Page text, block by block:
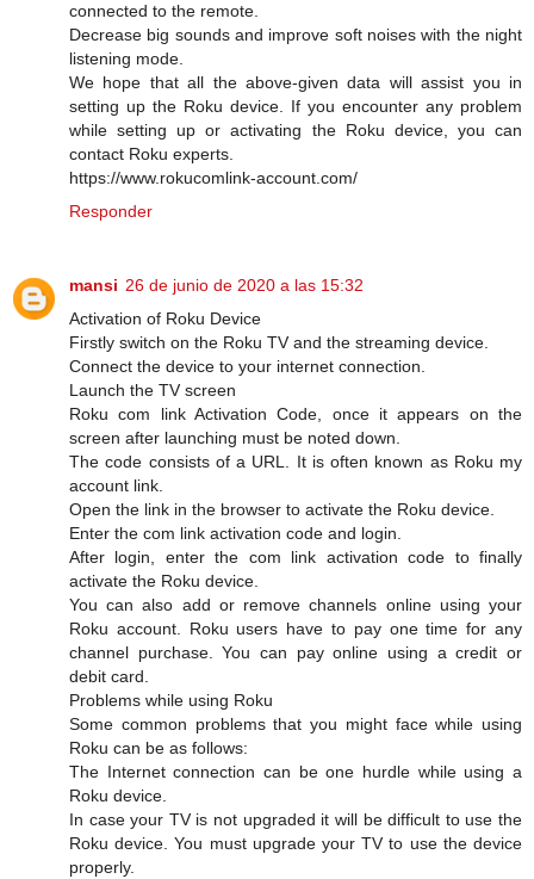
connected to the remote.
Decrease big sounds and improve soft noises with the night
listening mode.
We hope that all the above-given data will assist you in
setting up the Roku device. If you encounter any problem
while setting up or activating the Roku device, you can
contact Roku experts.
https://www.rokucomlink-account.com/
Responder
mansi 26 de junio de 2020 a las 15:32
Activation of Roku Device
Firstly switch on the Roku TV and the streaming device.
Connect the device to your internet connection.
Launch the TV screen
Roku com link Activation Code, once it appears on the
screen after launching must be noted down.
The code consists of a URL. It is often known as Roku my
account link.
Open the link in the browser to activate the Roku device.
Enter the com link activation code and login.
After login, enter the com link activation code to finally
activate the Roku device.
You can also add or remove channels online using your
Roku account. Roku users have to pay one time for any
channel purchase. You can pay online using a credit or
debit card.
Problems while using Roku
Some common problems that you might face while using
Roku can be as follows:
The Internet connection can be one hurdle while using a
Roku device.
In case your TV is not upgraded it will be difficult to use the
Roku device. You must upgrade your TV to use the device
properly.